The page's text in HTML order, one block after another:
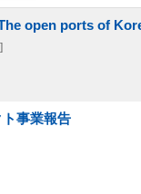
open ports of
事業報告